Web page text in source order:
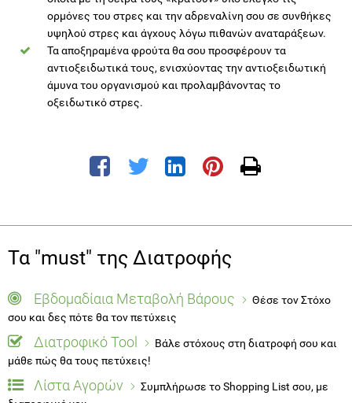
ορμόνες του στρες και την αδρεναλίνη σου σε συνθήκες
υψηλού στρες και άγχους λόγω πιθανών αναταράξεων.
Τα αποξηραμένα φρούτα θα σου προσφέρουν τα
αντιοξειδωτικά τους, ενισχύοντας την αντιοξειδωτική
άμυνα του οργανισμού και προλαμβάνοντας το
οξειδωτικό στρες.
Τα "must" της Διατροφής
Εβδομαδίαια Μεταβολή Βάρους
Θέσε τον Στόχο
σου και δες πότε θα τον πετύχεις
Διατροφικό Tool
Βάλε στόχους στη διατροφή σου και
μάθε πώς θα τους πετύχεις!
Λίστα Αγορών
Συμπλήρωσε το Shopping List σου, με